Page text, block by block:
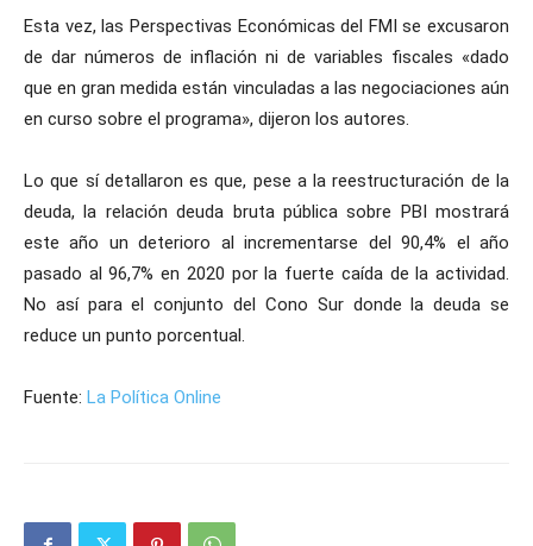
Esta vez, las Perspectivas Económicas del FMI se excusaron
de dar números de inflación ni de variables fiscales «dado
que en gran medida están vinculadas a las negociaciones aún
en curso sobre el programa», dijeron los autores.
Lo que sí detallaron es que, pese a la reestructuración de la
deuda, la relación deuda bruta pública sobre PBI mostrará
este año un deterioro al incrementarse del 90,4% el año
pasado al 96,7% en 2020 por la fuerte caída de la actividad.
No así para el conjunto del Cono Sur donde la deuda se
reduce un punto porcentual.
Fuente: La Política Online